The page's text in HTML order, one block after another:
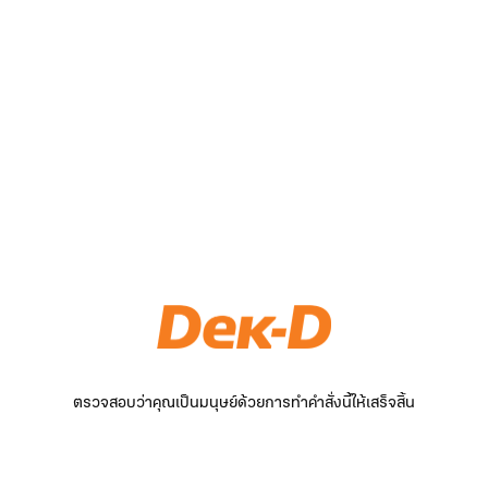
ตรวจสอบว่าคุณเป็นมนุษย์ด้วยการทำคำสั่งนี้ให้เสร็จสิ้น